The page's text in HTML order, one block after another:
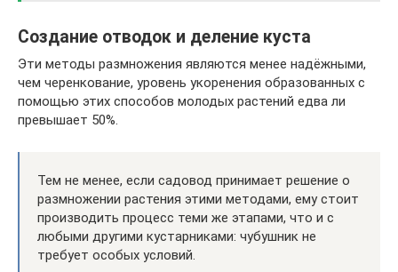
Создание отводок и деление куста
Эти методы размножения являются менее надёжными,
чем черенкование, уровень укоренения образованных с
помощью этих способов молодых растений едва ли
превышает 50%.
Тем не менее, если садовод принимает решение о
размножении растения этими методами, ему стоит
производить процесс теми же этапами, что и с
любыми другими кустарниками: чубушник не
требует особых условий.